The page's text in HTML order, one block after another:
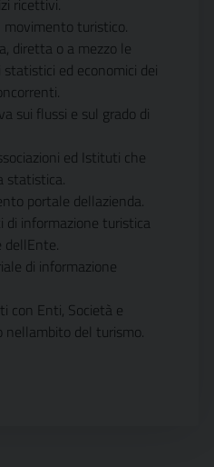
ricettivi.
movimento turistico.
diretta o a mezzo le
statistici ed economici dei
sui flussi e sul grado di
ed Istituti che
statistica.
portale dellazienda.
di informazione turistica
di informazione
con Enti, Società e
del turismo.